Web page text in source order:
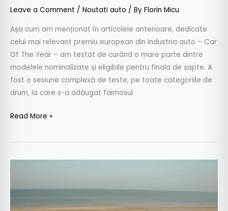
Leave a Comment / Noutati auto / By Florin Micu
Așa cum am menționat în articolele anterioare, dedicate
celui mai relevant premiu european din industria auto – Car
Of The Year – am testat de curând o mare parte dintre
modelele nominalizate și eligibile pentru finala de șapte. A
fost o sesiune complexă de teste, pe toate categoriile de
drum, la care s-a adăugat faimosul
Read More »
The
Year